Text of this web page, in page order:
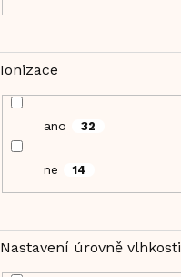
Ionizace
ano 32
ne 14
Nastavení úrovně vlhkosti